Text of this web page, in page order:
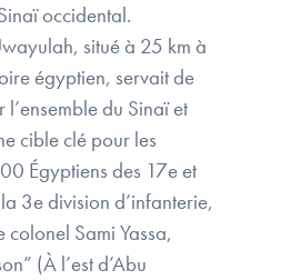
occidental.
situé à 25 km à
égyptien, servait de
du Sinaï et
cible clé pour les
Égyptiens des 17e et
3e division d’infanterie,
Sami Yassa,
(À l’est d’Abu